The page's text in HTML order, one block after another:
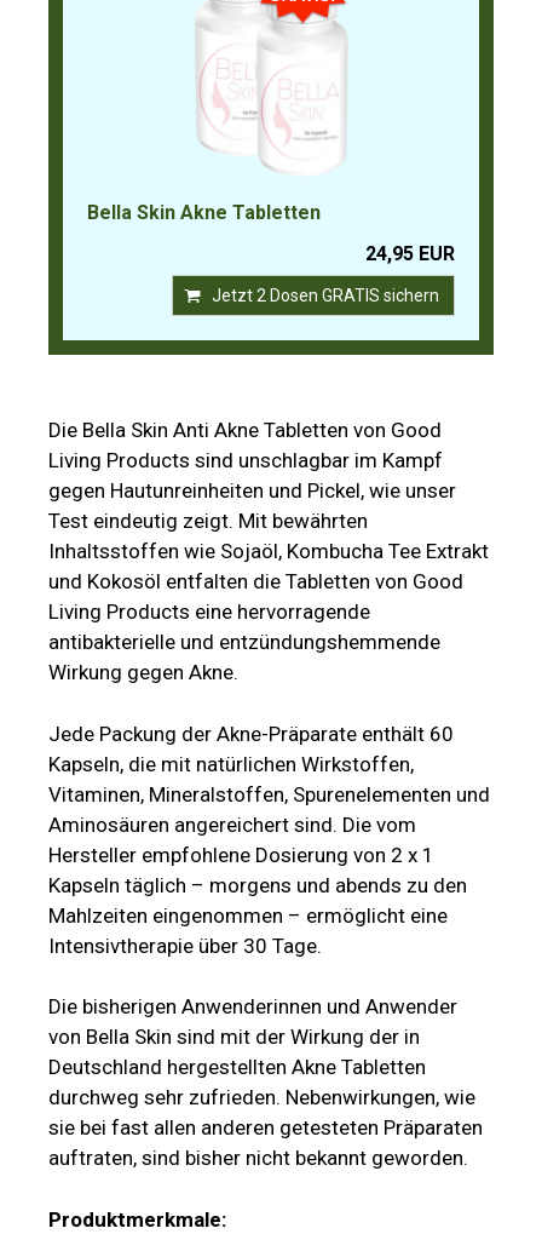
Bella Skin Akne Tabletten
24,95 EUR
Jetzt 2 Dosen GRATIS sichern
Die Bella Skin Anti Akne Tabletten von Good
Living Products sind unschlagbar im Kampf
gegen Hautunreinheiten und Pickel, wie unser
Test eindeutig zeigt. Mit bewährten
Inhaltsstoffen wie Sojaöl, Kombucha Tee Extrakt
und Kokosöl entfalten die Tabletten von Good
Living Products eine hervorragende
antibakterielle und entzündungshemmende
Wirkung gegen Akne.
Jede Packung der Akne-Präparate enthält 60
Kapseln, die mit natürlichen Wirkstoffen,
Vitaminen, Mineralstoffen, Spurenelementen und
Aminosäuren angereichert sind. Die vom
Hersteller empfohlene Dosierung von 2 x 1
Kapseln täglich – morgens und abends zu den
Mahlzeiten eingenommen – ermöglicht eine
Intensivtherapie über 30 Tage.
Die bisherigen Anwenderinnen und Anwender
von Bella Skin sind mit der Wirkung der in
Deutschland hergestellten Akne Tabletten
durchweg sehr zufrieden. Nebenwirkungen, wie
sie bei fast allen anderen getesteten Präparaten
auftraten, sind bisher nicht bekannt geworden.
Produktmerkmale: